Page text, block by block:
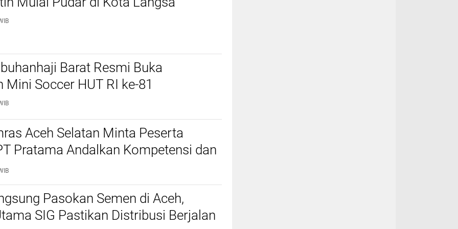
Barat Resmi Buka
Mini Soccer HUT RI ke-81
Aceh Selatan Minta Peserta
Pratama Andalkan Kompetensi dan
Kedekatan
Pasokan Semen di Aceh,
SIG Pastikan Distribusi Berjalan